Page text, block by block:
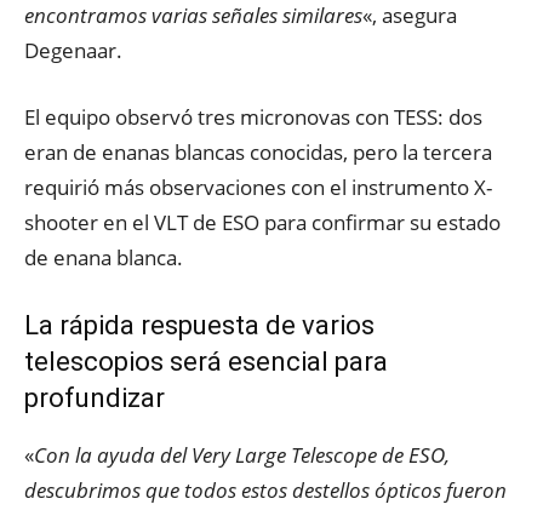
encontramos varias señales similares«, asegura
Degenaar.
El equipo observó tres micronovas con TESS: dos
eran de enanas blancas conocidas, pero la tercera
requirió más observaciones con el instrumento X-
shooter en el VLT de ESO para confirmar su estado
de enana blanca.
La rápida respuesta de varios
telescopios será esencial para
profundizar
«Con la ayuda del Very Large Telescope de ESO,
descubrimos que todos estos destellos ópticos fueron